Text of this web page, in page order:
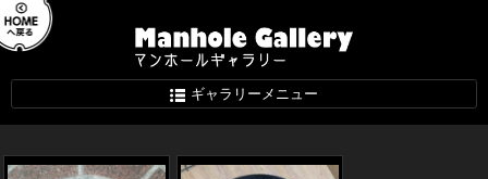
ギャラリーメニュー